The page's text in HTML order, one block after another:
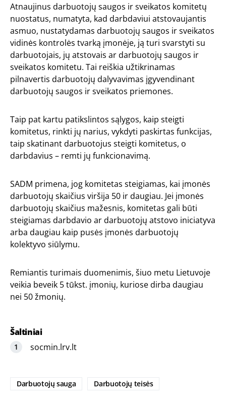
Atnaujinus darbuotojų saugos ir sveikatos komitetų
nuostatus, numatyta, kad darbdaviui atstovaujantis
asmuo, nustatydamas darbuotojų saugos ir sveikatos
vidinės kontrolės tvarką įmonėje, ją turi svarstyti su
darbuotojais, jų atstovais ar darbuotojų saugos ir
sveikatos komitetu. Tai reiškia užtikrinamas
pilnavertis darbuotojų dalyvavimas įgyvendinant
darbuotojų saugos ir sveikatos priemones.
Taip pat kartu patikslintos sąlygos, kaip steigti
komitetus, rinkti jų narius, vykdyti paskirtas funkcijas,
taip skatinant darbuotojus steigti komitetus, o
darbdavius – remti jų funkcionavimą.
SADM primena, jog komitetas steigiamas, kai įmonės
darbuotojų skaičius viršija 50 ir daugiau. Jei įmonės
darbuotojų skaičius mažesnis, komitetas gali būti
steigiamas darbdavio ar darbuotojų atstovo iniciatyva
arba daugiau kaip pusės įmonės darbuotojų
kolektyvo siūlymu.
Remiantis turimais duomenimis, šiuo metu Lietuvoje
veikia beveik 5 tūkst. įmonių, kuriose dirba daugiau
nei 50 žmonių.
Šaltiniai
socmin.lrv.lt
Darbuotojų sauga Darbuotojų teisės